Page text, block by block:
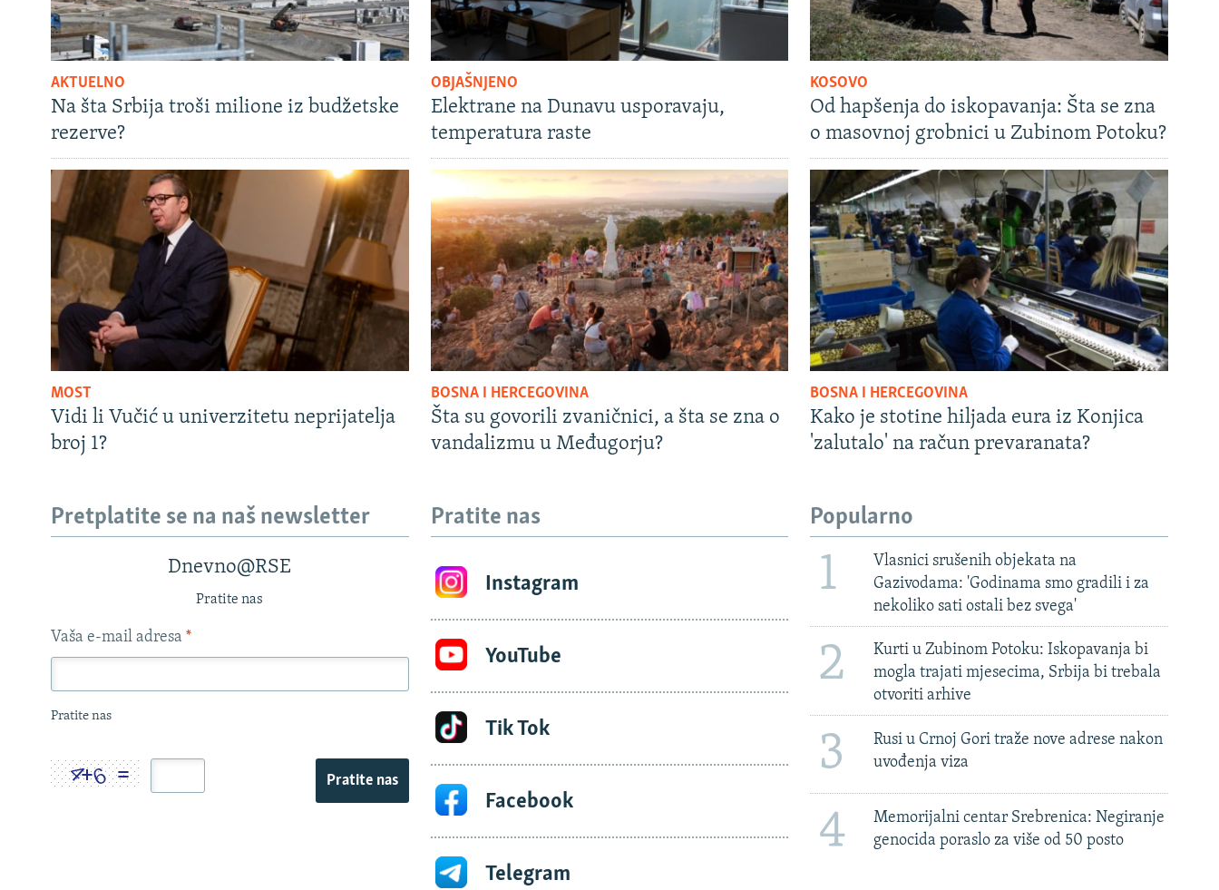
AKTUELNO
Na šta Srbija troši milione iz budžetske
rezerve?
OBJAŠNJENO
Elektrane na Dunavu usporavaju,
temperatura raste
KOSOVO
Od hapšenja do iskopavanja: Šta se zna
o masovnoj grobnici u Zubinom Potoku?
MOST
Vidi li Vučić u univerzitetu neprijatelja
broj 1?
BOSNA I HERCEGOVINA
Šta su govorili zvaničnici, a šta se zna o
vandalizmu u Međugorju?
BOSNA I HERCEGOVINA
Kako je stotine hiljada eura iz Konjica
'zalutalo' na račun prevaranata?
Pretplatite se na naš newsletter
Dnevno@RSE
Pratite nas
Vaša e-mail adresa *
Pratite nas
Pratite nas
Pratite nas
Instagram
YouTube
Tik Tok
Facebook
Telegram
Popularno
1
Vlasnici srušenih objekata na
Gazivodama: 'Godinama smo gradili i za
nekoliko sati ostali bez svega'
2
Kurti u Zubinom Potoku: Iskopavanja bi
mogla trajati mjesecima, Srbija bi trebala
otvoriti arhive
3
Rusi u Crnoj Gori traže nove adrese nakon
uvođenja viza
4
Memorijalni centar Srebrenica: Negiranje
genocida poraslo za više od 50 posto